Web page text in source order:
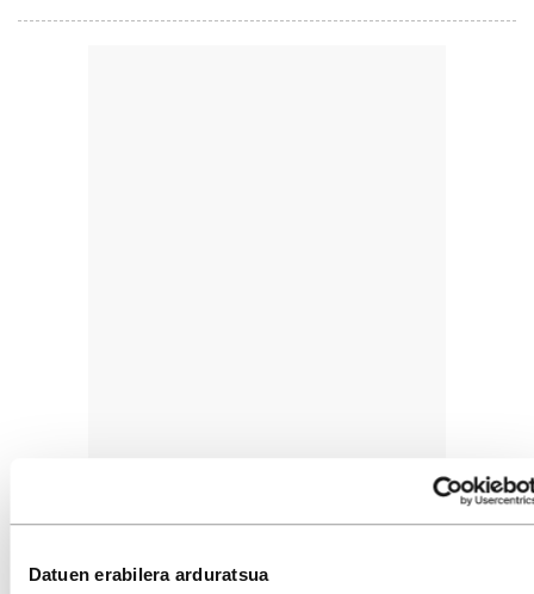
Datuen erabilera arduratsua